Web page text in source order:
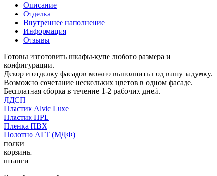
Описание
Отделка
Внутреннее наполнение
Информация
Отзывы
Готовы изготовить шкафы-купе любого размера и
конфигурации.
Декор и отделку фасадов можно выполнить под вашу задумку.
Возможно сочетание нескольких цветов в одном фасаде.
Бесплатная сборка в течение 1-2 рабочих дней.
ЛДСП
Пластик Alvic Luxe
Пластик HPL
Пленка ПВХ
Полотно АГТ (МДФ)
полки
корзины
штанги